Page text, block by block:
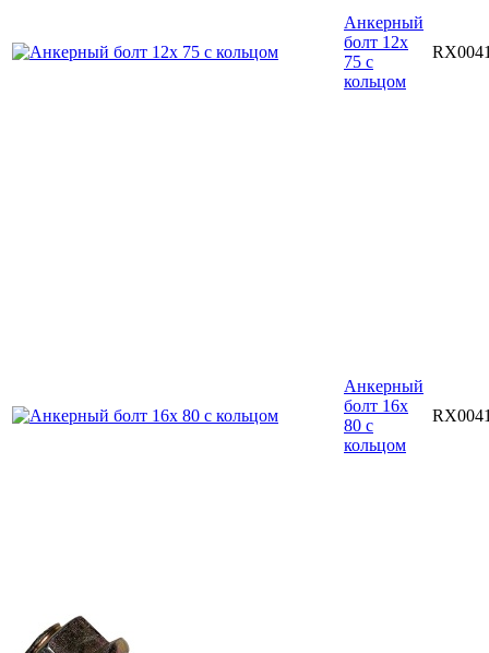
Анкерный
болт 12х
75 с
кольцом
Анкерный
болт 16х
80 с
кольцом